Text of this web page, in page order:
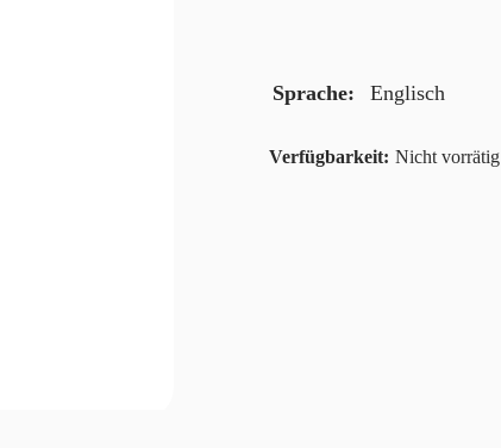
Sprache Englisch
Nicht vorrätig